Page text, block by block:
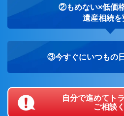
②もめない×低価
遺産相続を
③今すぐにいつもの
自分で進めてト
ご相談